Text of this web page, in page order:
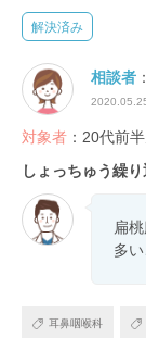
解決済み
相談者
対象者 ：20代前
しょっちゅう繰
扁
多
耳鼻咽喉科